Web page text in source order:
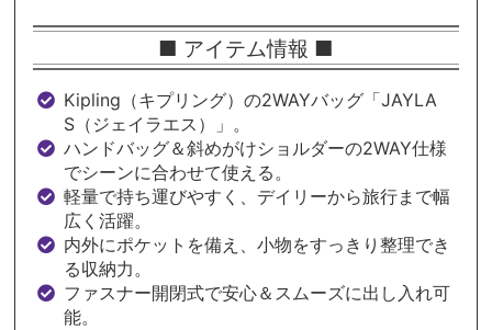
■ アイテム情報 ■
Kipling（キプリング）の2WAYバッグ「JAYLA
S（ジェイラエス）」。
ハンドバッグ＆斜めがけショルダーの2WAY仕様
でシーンに合わせて使える。
軽量で持ち運びやすく、デイリーから旅行まで幅
広く活躍。
内外にポケットを備え、小物をすっきり整理でき
る収納力。
ファスナー開閉式で安心＆スムーズに出し入れ可
能。